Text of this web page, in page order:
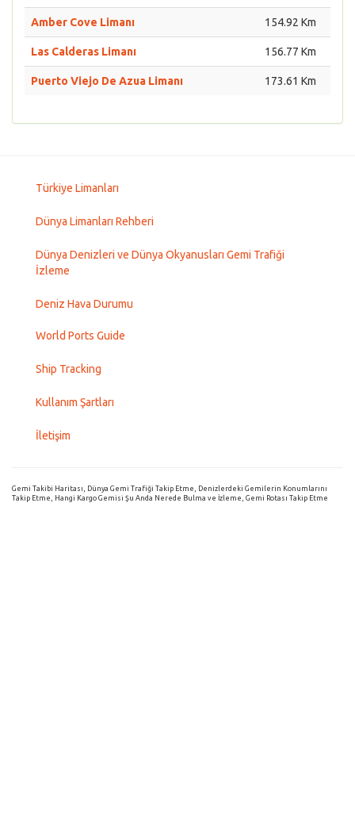
Amber Cove Limanı 154.92 Km
Las Calderas Limanı 156.77 Km
Puerto Viejo De Azua Limanı 173.61 Km
Türkiye Limanları
Dünya Limanları Rehberi
Dünya Denizleri ve Dünya Okyanusları Gemi Trafiği
İzleme
Deniz Hava Durumu
World Ports Guide
Ship Tracking
Kullanım Şartları
İletişim
Gemi Takibi Haritası, Dünya Gemi Trafiği Takip Etme, Denizlerdeki Gemilerin Konumlarını
Takip Etme, Hangi Kargo Gemisi Şu Anda Nerede Bulma ve İzleme, Gemi Rotası Takip Etme